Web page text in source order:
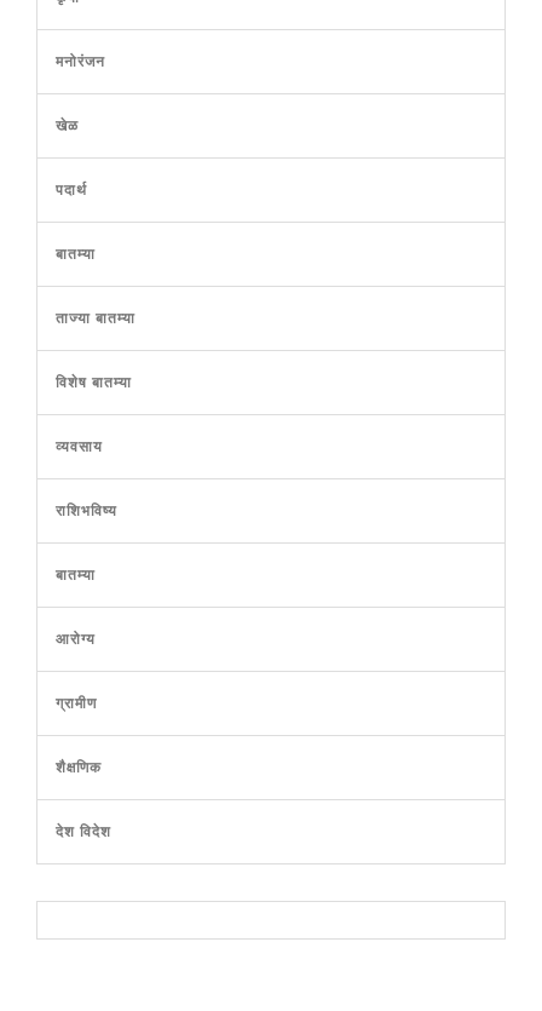
मनोरंजन
खेळ
पदार्थ
बातम्या
ताज्या बातम्या
विशेष बातम्या
व्यवसाय
राशिभविष्य
बातम्या
आरोग्य
ग्रामीण
शैक्षणिक
देश विदेश